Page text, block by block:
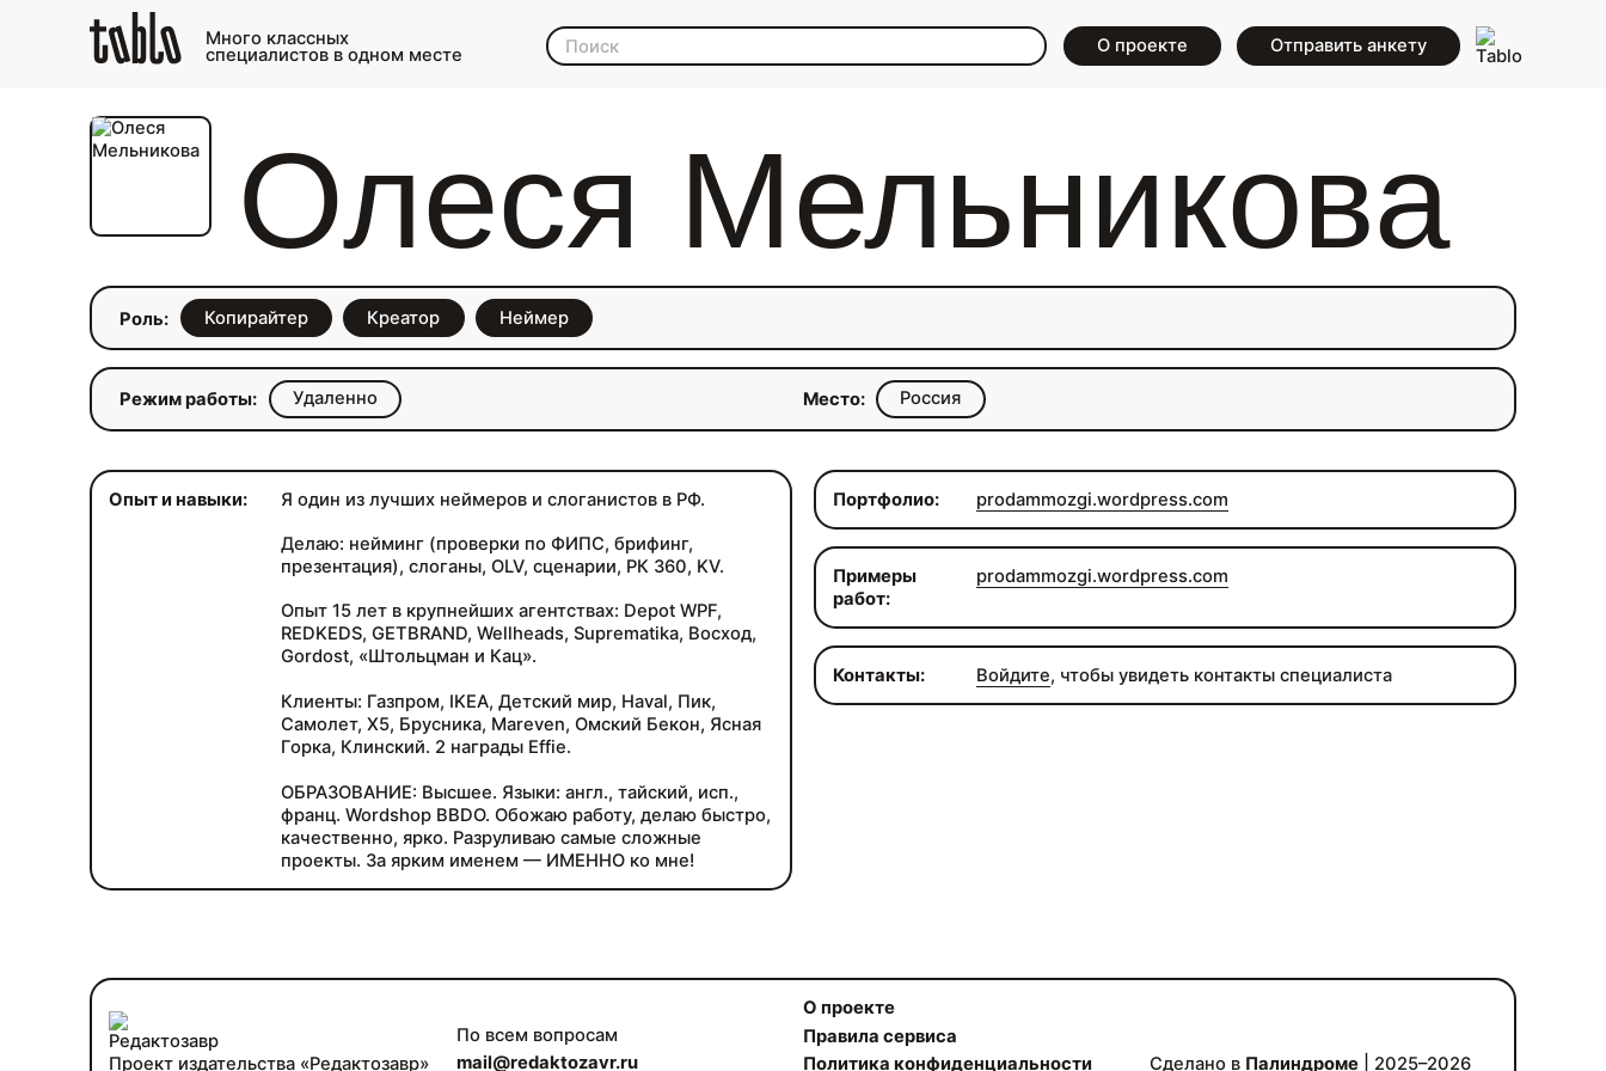
Много классных
специалистов в одном месте О проекте Отправить анкету
Олеся Мельникова
Роль: Копирайтер Креатор Неймер
Режим работы: Удаленно Место: Россия
Опыт и навыки: Я один из лучших неймеров и слоганистов в РФ.
Делаю: нейминг (проверки по ФИПС, брифинг,
презентация), слоганы, OLV, сценарии, РК 360, KV.
Опыт 15 лет в крупнейших агентствах: Depot WPF,
REDKEDS, GETBRAND, Wellheads, Suprematika, Восход,
Gordost, «Штольцман и Кац».
Клиенты: Газпром, IKEA, Детский мир, Haval, Пик,
Самолет, X5, Брусника, Mareven, Омский Бекон, Ясная
Горка, Клинский. 2 награды Effie.
ОБРАЗОВАНИЕ: Высшее. Языки: англ., тайский, исп.,
франц. Wordshop BBDO. Обожаю работу, делаю быстро,
качественно, ярко. Разруливаю самые сложные
проекты. За ярким именем — ИМЕННО ко мне!
Портфолио: prodammozgi.wordpress.com
Примеры
работ:
prodammozgi.wordpress.com
Контакты: Войдите, чтобы увидеть контакты специалиста
Проект издательства «Редактозавр»
По всем вопросам
mail@redaktozavr.ru
О проекте
Правила сервиса
Политика конфиденциальности
Сделано в Палиндроме | 2025–2026